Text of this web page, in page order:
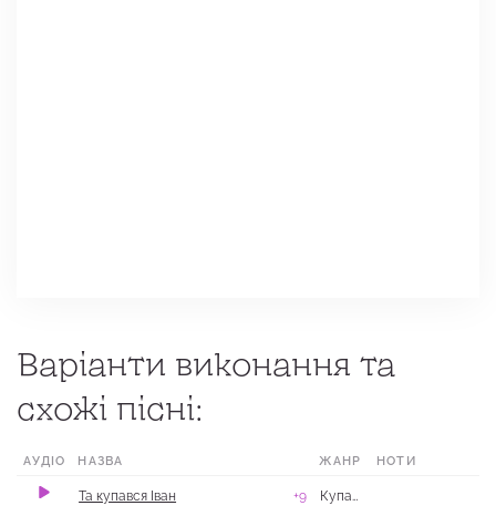
Варіанти виконання та
схожі пісні:
АУДІО НАЗВА ЖАНР МІСЦЕ
НОТИ
Та купався Іван +9 Купальські